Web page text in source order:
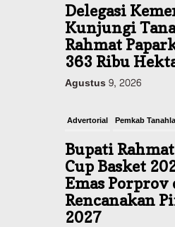
Delegasi
Kunjungi
Rahmat
363 Ribu
Agustus 9, 2026
Advertorial Pemkab
Bupati
Cup Basket
Emas Porprov
Rencanakan
2027